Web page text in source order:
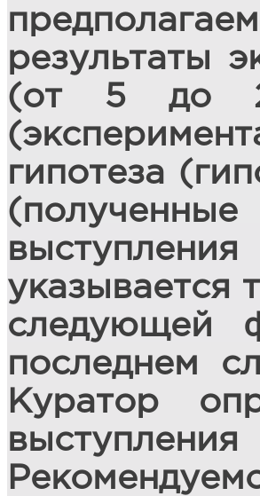
результаты
(от 5 до
гипотеза
указывается
следующей
последнем
Куратор